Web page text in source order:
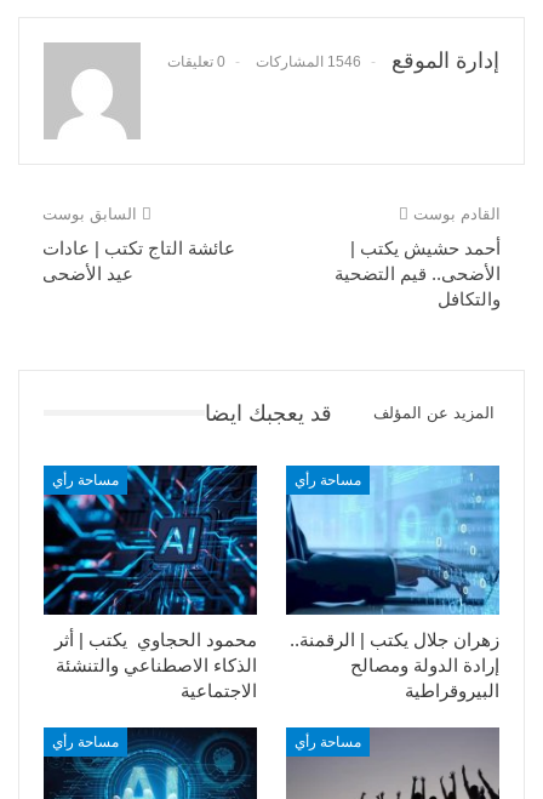
إدارة الموقع 1546 المشاركات 0 تعليقات
السابق بوست
عائشة التاج تكتب | عادات
عيد الأضحى
القادم بوست
أحمد حشيش يكتب |
الأضحى.. قيم التضحية
والتكافل
قد يعجبك ايضا المزيد عن المؤلف
مساحة رأي
محمود الحجاوي يكتب | أثر
الذكاء الاصطناعي والتنشئة
الاجتماعية
مساحة رأي
زهران جلال يكتب | الرقمنة..
إرادة الدولة ومصالح
البيروقراطية
مساحة رأي مساحة رأي